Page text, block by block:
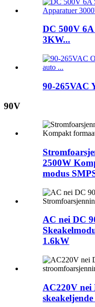
DC 500V
3KW...
90-265VAC
90V
2500W
modus
AC nei DC
1.6kW
AC220V nei